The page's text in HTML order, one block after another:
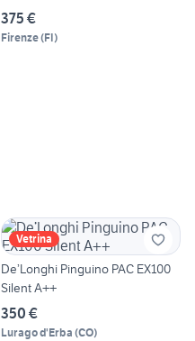
375 €
Firenze(FI)
Vetrina
De’Longhi Pinguino PAC EX100
Silent A++
350 €
Lurago d'Erba (CO)